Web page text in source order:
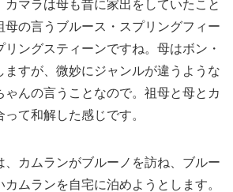
マラは母も昔に家出をしていたこと
母の言うブルース・スプリングフィー
リングスティーンですね。母はボン・
ますが、微妙にジャンルが違うような
ゃんの言うことなので。祖母と母とカ
て和解した感じです。
、カムランがブルーノを訪ね、ブルー
カムランを自宅に泊めようとします。